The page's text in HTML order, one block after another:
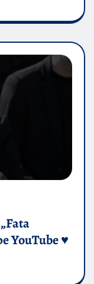
YouTube ♥️